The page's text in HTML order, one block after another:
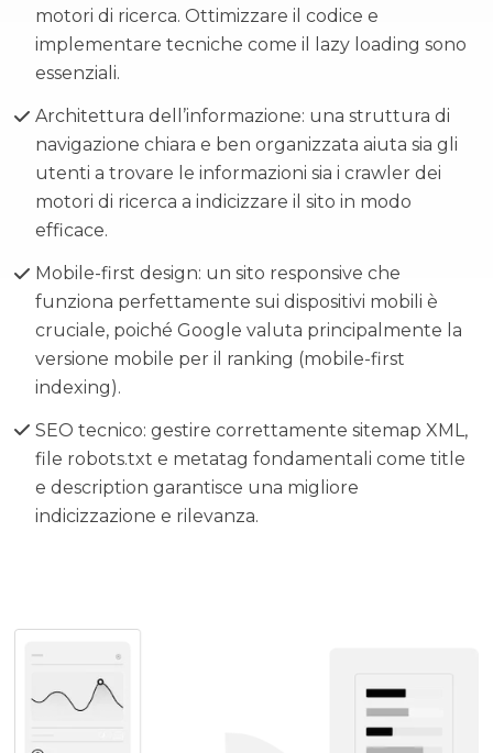
motori di ricerca. Ottimizzare il codice e
implementare tecniche come il lazy loading sono
essenziali.
Architettura dell’informazione: una struttura di
navigazione chiara e ben organizzata aiuta sia gli
utenti a trovare le informazioni sia i crawler dei
motori di ricerca a indicizzare il sito in modo
efficace.
Mobile-first design: un sito responsive che
funziona perfettamente sui dispositivi mobili è
cruciale, poiché Google valuta principalmente la
versione mobile per il ranking (mobile-first
indexing).
SEO tecnico: gestire correttamente sitemap XML,
file robots.txt e metatag fondamentali come title
e description garantisce una migliore
indicizzazione e rilevanza.